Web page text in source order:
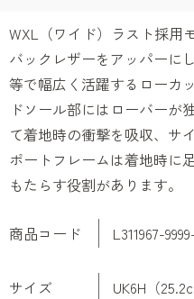
商品コード L311967-
サイズ UK6H（
WXL（ワイド）ラスト採用
バックレザーをアッパーに
等で幅広く活躍するローカ
ドソール部にはローバーが
て着地時の衝撃を吸収、サ
ポートフレームは着地時に
もたらす役割があります。